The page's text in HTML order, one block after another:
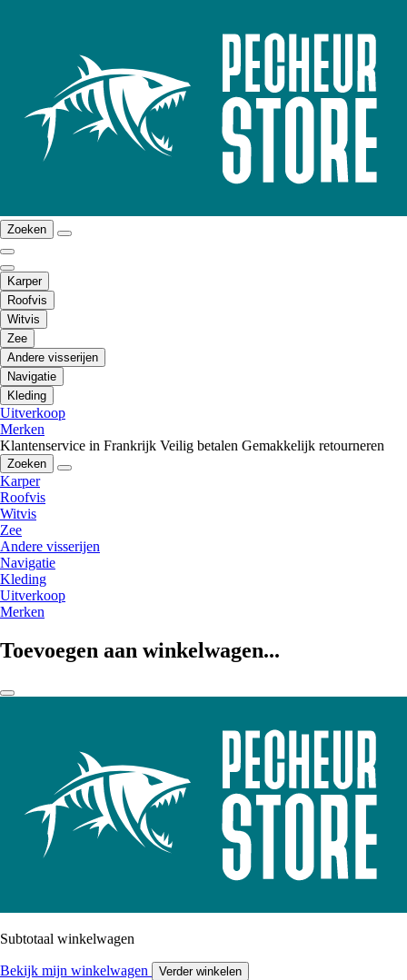
Zoeken
Karper
Roofvis
Witvis
Zee
Andere visserijen
Navigatie
Kleding
Uitverkoop
Merken
Klantenservice in Frankrijk Veilig betalen Gemakkelijk retourneren
Zoeken
Karper
Roofvis
Witvis
Zee
Andere visserijen
Navigatie
Kleding
Uitverkoop
Merken
Toevoegen aan winkelwagen...
Subtotaal winkelwagen
Bekijk mijn winkelwagen Verder winkelen